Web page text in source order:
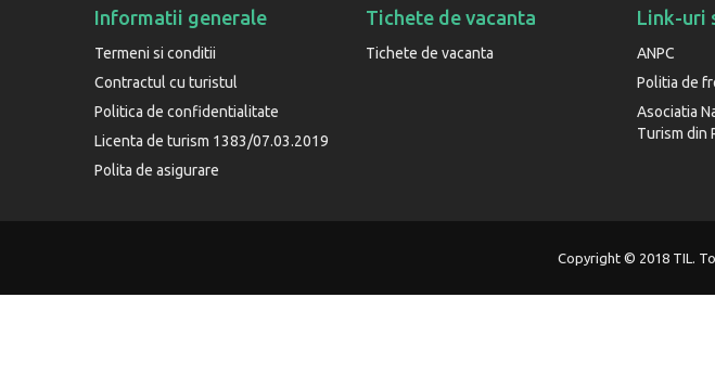
Informatii generale
Termeni si conditii
Contractul cu turistul
Politica de confidentialitate
Licenta de turism 1383/07.03.2019
Polita de asigurare
Tichete de vacanta
Tichete de vacanta
Link-uri
ANPC
Politia de
Asociatia
Turism din
Copyright © 2018 TIL.